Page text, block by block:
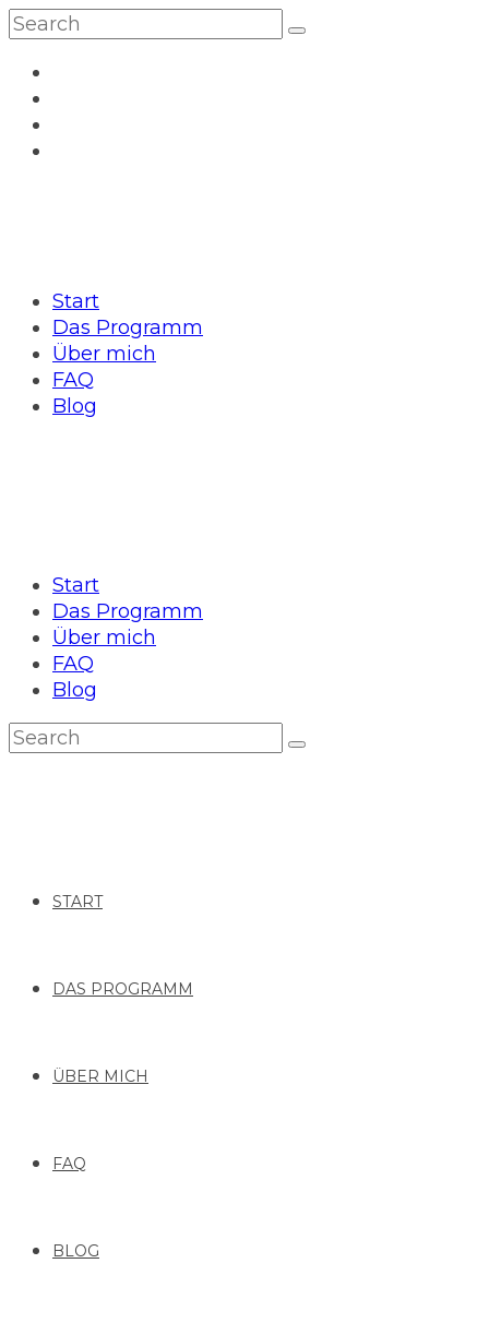
Start
Das Programm
Über mich
FAQ
Blog
Start
Das Programm
Über mich
FAQ
Blog
START
DAS PROGRAMM
ÜBER MICH
FAQ
BLOG